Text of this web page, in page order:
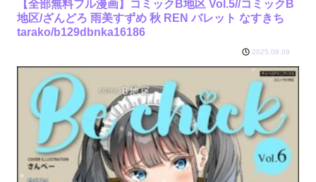
【全部無料フル漫画】コミックB地区 Vol.5//コミックB
地区/ざんどろ 雨美すずめ 秋 REN バレット なすきち
tarako/b129dbnka16186
2025.08.09